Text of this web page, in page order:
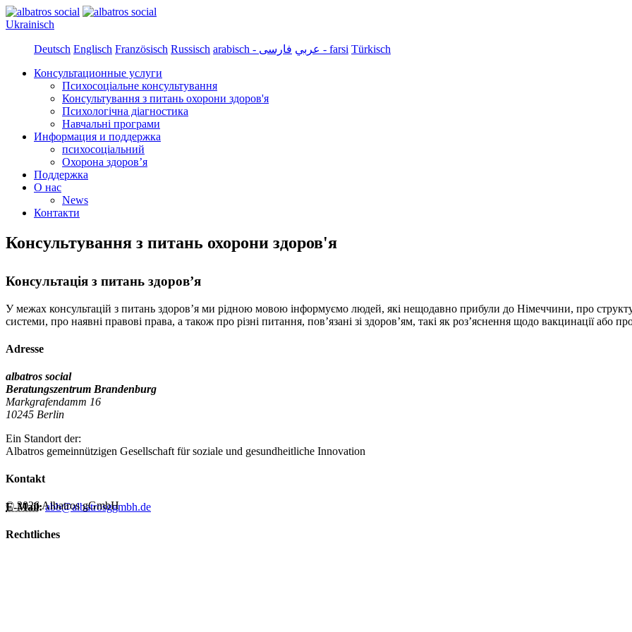
Ukrainisch
Deutsch Englisch Französisch Russisch arabisch - عربي فارسی - farsi Türkisch
Консультационные услуги
Психосоціальне консультування
Консультування з питань охорони здоров'я
Психологічна діагностика
Навчальні програми
Информация и поддержка
психосоціальний
Охорона здоров’я
Поддержка
О нас
News
Контакти
Консультування з питань охорони здоров'я
Консультація з питань здоров’я
У межах консультацій з питань здоров’я ми рідною мовою інформуємо людей, які нещодавно прибули до Німеччини, про
системи, про наявні правові права, а також про різні питання, пов’язані зі здоров’ям, такі як роз’яснення щодо вакцинації або
Adresse
albatros social
Beratungszentrum Brandenburg
Markgrafendamm 16
10245 Berlin
Ein Standort der:
Albatros gemeinnützigen Gesellschaft für soziale und gesundheitliche Innovation
Kontakt
E-Mail: abb@albatrosggmbh.de
Rechtliches
© 2026 Albatros gGmbH